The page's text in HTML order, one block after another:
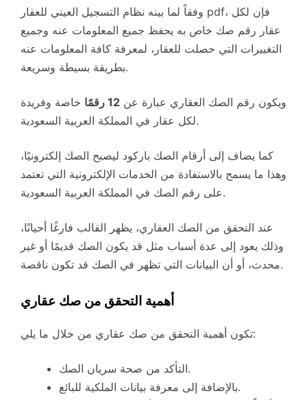
وفقاً لما بينه نظام التسجيل العيني للعقار pdf، فإن لكل
عقار رقم صك خاص به يحفظ جميع المعلومات عنه وجميع
التغييرات التي حصلت للعقار، لمعرفة كافة المعلومات عنه
بطريقة بسيطة وسريعة.
ويكون رقم الصك العقاري عبارة عن 12 رقمًا
خاصة وفريدة
لكل عقار في المملكة العربية السعودية.
كما يضاف إلى أرقام الصك باركود ليصبح الصك إلكترونيًا،
وهذا ما يسمح بالاستفادة من الخدمات الإلكترونية التي تعتمد
على رقم الصك في المملكة العربية السعودية.
عند التحقق من الصك العقاري، يظهر القالب فارغًا أحيانًا،
وذلك يعود إلى عدة أسباب مثل قد يكون الصك قديمًا أو غير
محدث، أو أن البيانات التي تظهر في الصك قد تكون ناقصة.
أهمية التحقق من صك عقاري
تكون أهمية التحقق من صك عقاري من خلال ما يلي:
التأكد من صحة سريان الصك.
بالإضافة إلى معرفة بيانات الملكية للبائع.